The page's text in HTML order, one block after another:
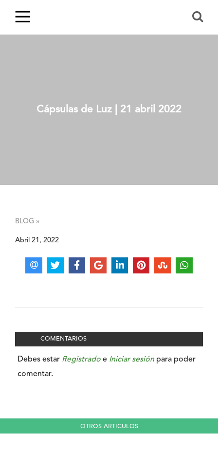
Cápsulas de Luz | 21 abril 2022
BLOG »
Abril 21, 2022
COMENTARIOS
Debes estar Registrado e Iniciar sesión para poder
comentar.
OTROS ARTICULOS